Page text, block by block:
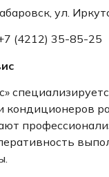
ул.
(4212) 35-85-25
кондиционеров